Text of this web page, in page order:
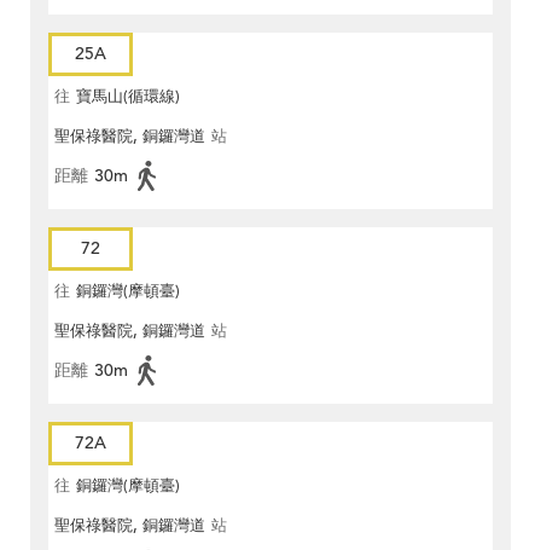
25A
往 寶馬山(循環線)
聖保祿醫院, 銅鑼灣道 站
距離 30m
72
往 銅鑼灣(摩頓臺)
聖保祿醫院, 銅鑼灣道 站
距離 30m
72A
往 銅鑼灣(摩頓臺)
聖保祿醫院, 銅鑼灣道 站